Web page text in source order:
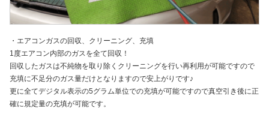
・エアコンガスの回収、クリーニング、充填
1度エアコン内部のガスを全て回収！
回収したガスは不純物を取り除くクリーニングを行い再利用が可能ですので
充填に不足分のガス量だけとなりますので安上がりです♪
更に全てデジタル表示の5グラム単位での充填が可能ですので真空引き後に正
確に規定量の充填が可能です。